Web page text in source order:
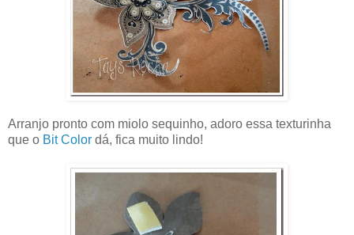
Arranjo pronto com miolo sequinho, adoro essa texturinha
que o Bit Color dá, fica muito lindo!